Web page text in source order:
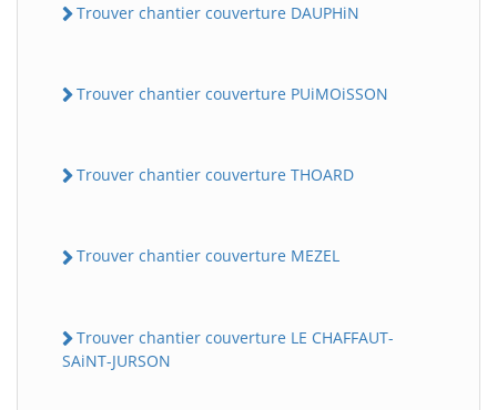
Trouver chantier couverture DAUPHiN
Trouver chantier couverture PUiMOiSSON
Trouver chantier couverture THOARD
Trouver chantier couverture MEZEL
Trouver chantier couverture LE CHAFFAUT-
SAiNT-JURSON